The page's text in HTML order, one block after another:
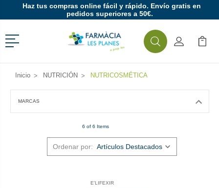
Haz tus compras online fácil y rápido. Envío gratis en
pedidos superiores a 50€.
Menú
BuscarMi Cuenta
Mi
Inicio NUTRICIÓN NUTRICOSMÉTICA
MARCAS
6 of 6 Items
Ordenar por:
E'LIFEXIR